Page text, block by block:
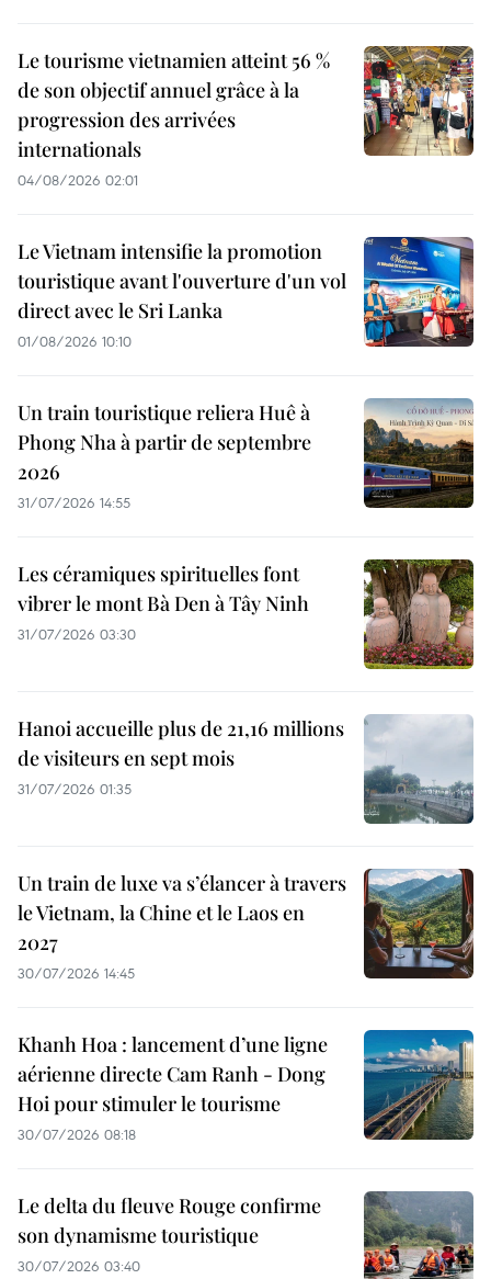
Le tourisme vietnamien atteint 56 %
de son objectif annuel grâce à la
progression des arrivées
internationals
04/08/2026 02:01
Le Vietnam intensifie la promotion
touristique avant l'ouverture d'un vol
direct avec le Sri Lanka
01/08/2026 10:10
Un train touristique reliera Huê à
Phong Nha à partir de septembre
2026
31/07/2026 14:55
Les céramiques spirituelles font
vibrer le mont Bà Den à Tây Ninh
31/07/2026 03:30
Hanoi accueille plus de 21,16 millions
de visiteurs en sept mois ​
31/07/2026 01:35
Un train de luxe va s’élancer à travers
le Vietnam, la Chine et le Laos en
2027
30/07/2026 14:45
Khanh Hoa : lancement d’une ligne
aérienne directe Cam Ranh - Dong
Hoi pour stimuler le tourisme
30/07/2026 08:18
Le delta du fleuve Rouge confirme
son dynamisme touristique
30/07/2026 03:40